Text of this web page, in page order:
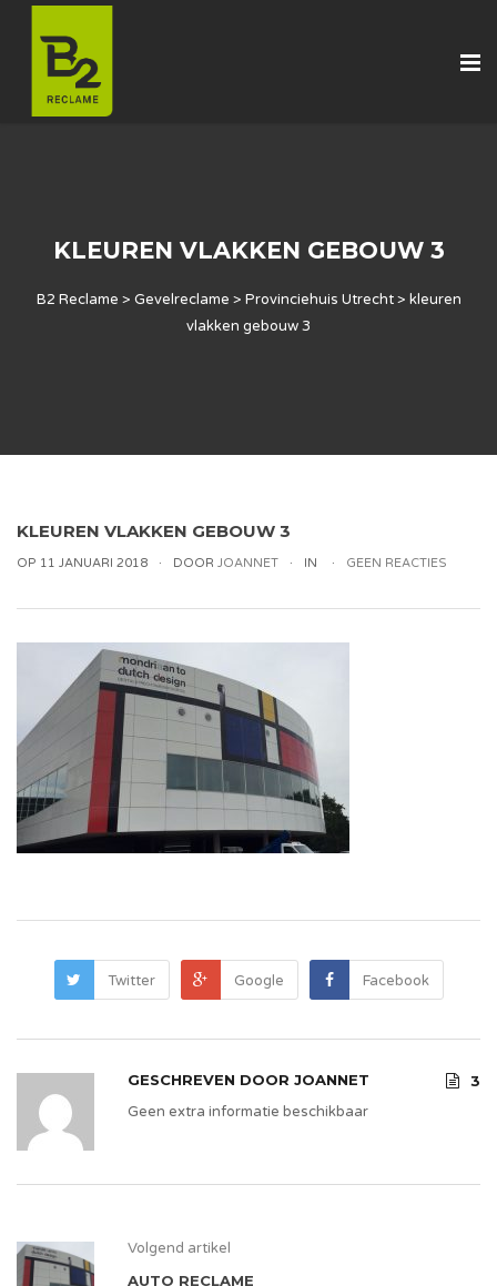
KLEUREN VLAKKEN GEBOUW 3
B2 Reclame > Gevelreclame > Provinciehuis Utrecht> kleuren
vlakken gebouw 3
KLEUREN VLAKKEN GEBOUW 3
OP 11 JANUARI 2018 DOOR JOANNET IN GEEN REACTIES
Twitter Google Facebook
GESCHREVEN DOOR JOANNET
3
Geen extra informatie beschikbaar
Volgend artikel
AUTO RECLAME